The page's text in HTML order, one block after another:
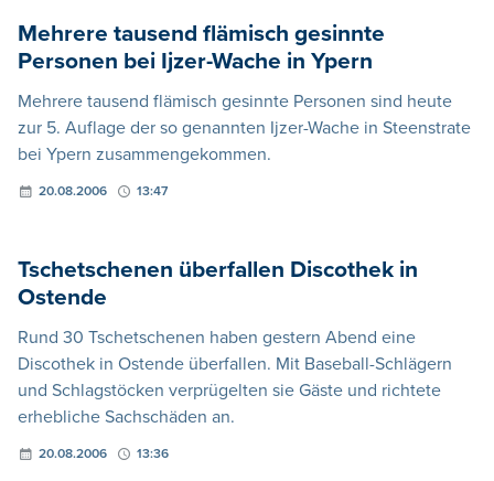
Mehrere tausend flämisch gesinnte
Personen bei Ijzer-Wache in Ypern
Mehrere tausend flämisch gesinnte Personen sind heute
zur 5. Auflage der so genannten Ijzer-Wache in Steenstrate
bei Ypern zusammengekommen.
20.08.2006 13:47
Tschetschenen überfallen Discothek in
Ostende
Rund 30 Tschetschenen haben gestern Abend eine
Discothek in Ostende überfallen. Mit Baseball-Schlägern
und Schlagstöcken verprügelten sie Gäste und richtete
erhebliche Sachschäden an.
20.08.2006 13:36